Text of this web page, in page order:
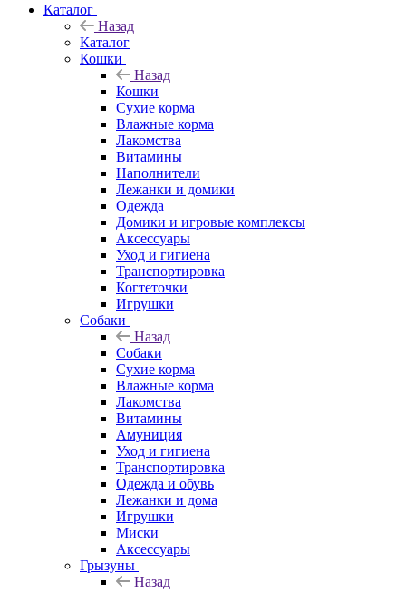
Каталог
Назад
Каталог
Кошки
Назад
Кошки
Сухие корма
Влажные корма
Лакомства
Витамины
Наполнители
Лежанки и домики
Одежда
Домики и игровые комплексы
Аксессуары
Уход и гигиена
Транспортировка
Когтеточки
Игрушки
Собаки
Назад
Собаки
Сухие корма
Влажные корма
Лакомства
Витамины
Амуниция
Уход и гигиена
Транспортировка
Одежда и обувь
Лежанки и дома
Игрушки
Миски
Аксессуары
Грызуны
Назад